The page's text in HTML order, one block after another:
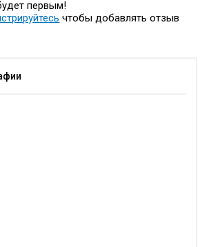
первым!
чтобы добавлять отзыв